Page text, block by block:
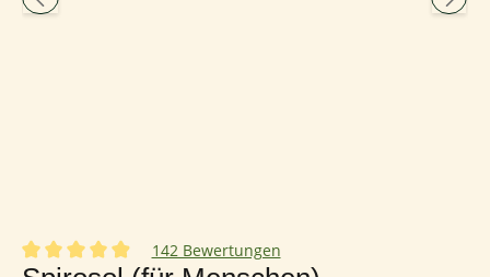
Durchschnittliche Bewertung von 4.95 von 5 Sternen
142 Bewertungen